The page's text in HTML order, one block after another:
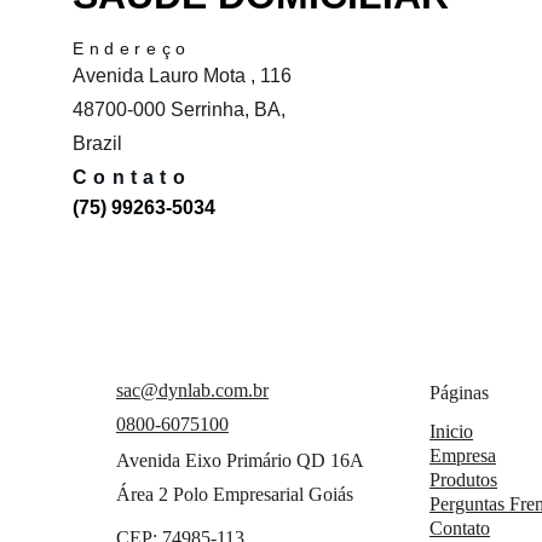
Contato
Endereço
Avenida Lauro Mota , 116
48700-000 Serrinha, BA,
Brazil
(75) 99263-5034
sac@dynlab.com.br
0800-6075100
Avenida Eixo Primário QD 16A
Área 2 Polo Empresarial Goiás
CEP: 74985-113
Páginas
Inicio
Empresa
Produtos
Perguntas
Contato